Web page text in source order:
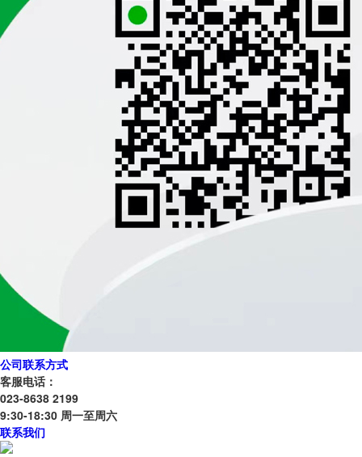
公司联系方式
客服电话：
023-8638 2199
9:30-18:30 周一至周六
联系我们